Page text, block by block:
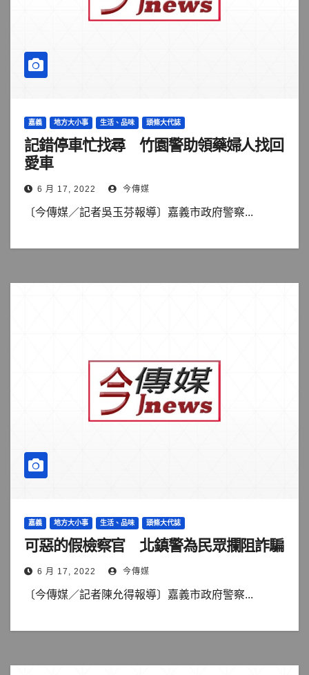
嘉義 地方大小事 生活、品味 頭條大代誌
記錯停車忙找尋 竹園警助領藥婦人找回
愛車
6 月 17, 2022 今傳媒
〔今傳媒／記者吳玉芬報導〕嘉義市政府警察...
嘉義 地方大小事 生活、品味 頭條大代誌
可惡的假檢察官 北鎮警為民眾攔阻詐騙
6 月 17, 2022 今傳媒
〔今傳媒／記者陳允得報導〕嘉義市政府警察...